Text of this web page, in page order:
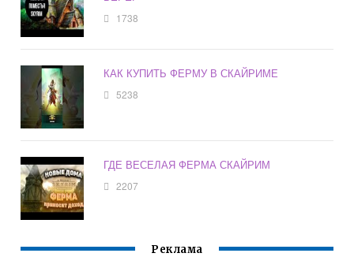
1738
КАК КУПИТЬ ФЕРМУ В СКАЙРИМЕ
5238
ГДЕ ВЕСЕЛАЯ ФЕРМА СКАЙРИМ
2207
Реклама